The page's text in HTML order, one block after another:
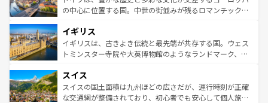
ンテンツ一覧を参照してほしい。
から魅了する。また、フランスは美食の国としても知ら
いる。シャンパンの発祥地であるランス、プロヴァンスの
香り高いラベンダー畑など、多彩な楽しみ方が可能だ。さ
らに、パリ以外の地域にも魅力が溢れており、どの街角に
れる地方に足を運ぶとそれぞれで全く異なる文化を体験で
きるだろう。 なお、新着のフランス情報はコンテンツ一覧
を参照してほしい。
の中心に位置する国。中世の街並みが残るロマンチック街
顔を持つこの国は、どこを歩いても飽きることがない。ベ
ルリンの文化的活気、バイエルン州のアルプスの絶景、そ
してライン川沿いのワイン畑といった風景は必見。ビール
は、お酒好きな人にはぜひ体験してほしい。 なお、新着の
ドイツ情報はコンテンツ一覧を参照してほしい。
イギリス
イギリスは、古きよき伝統と最先端が共存する国。ウェス
トミンスター寺院や大英博物館のようなランドマーク、歴
リアごとに異なる魅力がある。また、優雅なアフタヌーン
ティー、ビール好きにはたまらない英国パブ、サッカー観
戦など、本場だからこそできる体験も豊富。イギリスを旅
スイス
スイスの国土面積は九州ほどの広さだが、運行時刻が正確
な交通網が整備されており、初心者でも安心して個人旅行